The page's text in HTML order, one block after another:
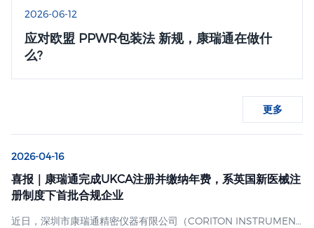
2026-06-12
应对欧盟 PPWR包装法 新规，康瑞通在做什
么?
更多
2026-04-16
喜报｜康瑞通完成UKCA注册并缴纳年费，系英国新医械注
册制度下首批合规企业
近日，深圳市康瑞通精密仪器有限公司（CORITON INSTRUMENT